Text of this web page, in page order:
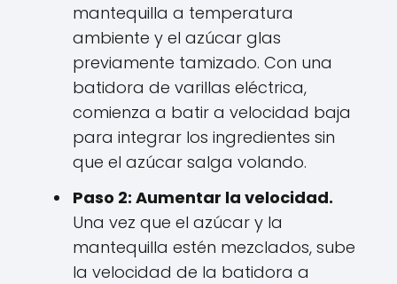
mantequilla a temperatura
ambiente y el azúcar glas
previamente tamizado. Con una
batidora de varillas eléctrica,
comienza a batir a velocidad baja
para integrar los ingredientes sin
que el azúcar salga volando.
Paso 2: Aumentar la velocidad.
Una vez que el azúcar y la
mantequilla estén mezclados, sube
la velocidad de la batidora a